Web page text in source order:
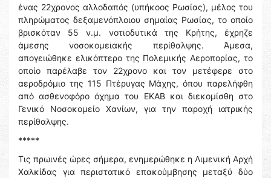
ένας 22χρονος αλλοδαπός (υπήκοος Ρωσίας), μέλος του
πληρώματος δεξαμενόπλοιου σημαίας Ρωσίας, το οποίο
βρισκόταν 55 ν.μ. νοτιοδυτικά της Κρήτης, έχρηζε
άμεσης νοσοκομειακής περίθαλψης. Άμεσα,
απογειώθηκε ελικόπτερο της Πολεμικής Αεροπορίας, το
οποίο παρέλαβε τον 22χρονο και τον μετέφερε στο
αεροδρόμιο της 115 Πτέρυγας Μάχης, όπου παρελήφθη
από ασθενοφόρο όχημα του ΕΚΑΒ και διεκομίσθη στο
Γενικό Νοσοκομείο Χανίων, για την παροχή ιατρικής
περίθαλψης.
*****
Τις πρωινές ώρες σήμερα, ενημερώθηκε η Λιμενική Αρχή
Χαλκίδας για περιστατικό επακούμβησης μεταξύ δύο